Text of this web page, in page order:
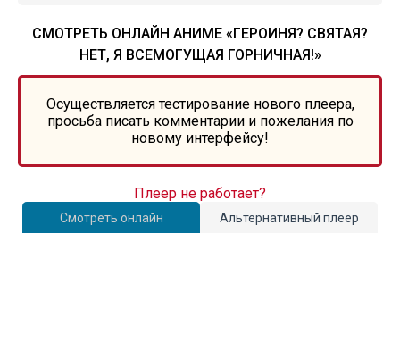
СМОТРЕТЬ ОНЛАЙН АНИМЕ «ГЕРОИНЯ? СВЯТАЯ?
НЕТ, Я ВСЕМОГУЩАЯ ГОРНИЧНАЯ!»
Осуществляется тестирование нового плеера,
просьба писать комментарии и пожелания по
новому интерфейсу!
Смотреть онлайн Альтернативный плеер
Плеер не работает?